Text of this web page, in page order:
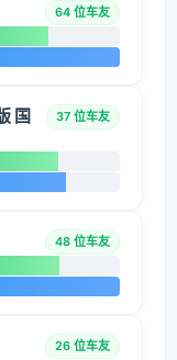
64 位车友
国
37 位车友
48 位车友
26 位车友